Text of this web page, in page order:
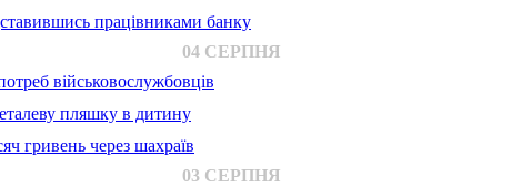
працівниками банку
04 СЕРПНЯ
військовослужбовців
пляшку в дитину
гривень через шахраїв
03 СЕРПНЯ